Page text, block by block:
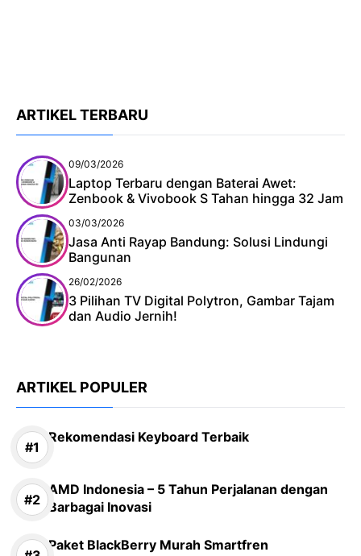
ARTIKEL TERBARU
09/03/2026
Laptop Terbaru dengan Baterai Awet:
Zenbook & Vivobook S Tahan hingga 32 Jam
03/03/2026
Jasa Anti Rayap Bandung: Solusi Lindungi
Bangunan
26/02/2026
3 Pilihan TV Digital Polytron, Gambar Tajam
dan Audio Jernih!
ARTIKEL POPULER
Rekomendasi Keyboard Terbaik
AMD Indonesia – 5 Tahun Perjalanan dengan
Barbagai Inovasi
Paket BlackBerry Murah Smartfren